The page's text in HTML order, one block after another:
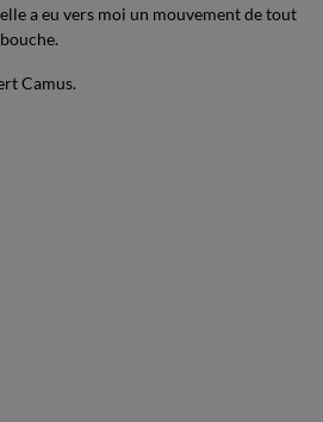
a eu vers moi un mouvement de tout
Camus.